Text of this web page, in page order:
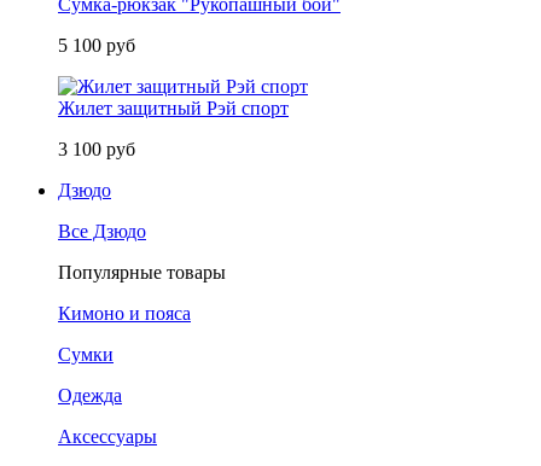
Сумка-рюкзак "Рукопашный бой"
5 100 руб
Жилет защитный Рэй спорт
3 100 руб
Дзюдо
Все Дзюдо
Популярные товары
Кимоно и пояса
Сумки
Одежда
Аксессуары